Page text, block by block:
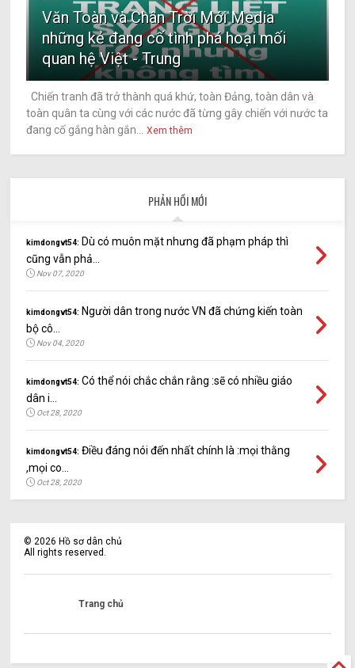
Văn Toàn và Chân Trời Mới Media
những kẻ đang cố tình phá hoại mối
quan hệ Việt - Trung
Chiến tranh đã trở thành quá khứ, toàn Đảng, toàn dân và
toàn quân ta cùng với các nước đã từng gây chiến với nước ta
đang cố gắng hàn gắn...
Xem thêm
PHẢN HỒI MỚI
kimdongvt54: Dù có muôn mặt nhưng đã phạm pháp thì
cũng vẫn phả...
Nov 07, 2020
kimdongvt54: Người dân trong nước VN đã chứng kiến toàn
bộ cô...
Nov 04, 2020
kimdongvt54: Có thể nói chắc chắn rằng :sẽ có nhiều giáo
dân i...
Oct 28, 2020
kimdongvt54: Điều đáng nói đến nhất chính là :mọi thằng
,mọi co...
Oct 28, 2020
©2026 Hồ sơ dân chủ
All rights reserved.
Trang chủ